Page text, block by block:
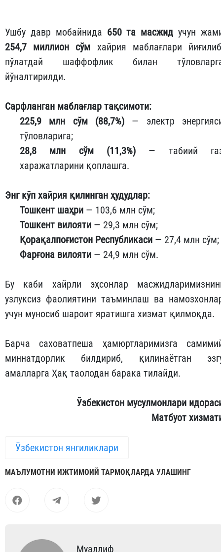
Ушбу давр мобайнида 650 та масжид учун
254,7 миллион сўм хайрия маблағлари
пўлатдай шаффофлик билан
йўналтирилди.
Сарфланган маблағлар тақсимоти:
225,9 млн сўм (88,7%) — электр
тўловларига;
28,8 млн сўм (11,3%) — табиий
харажатларини қоплашга.
Энг кўп хайрия қилинган ҳудудлар:
Тошкент шаҳри — 103,6 млн сўм;
Тошкент вилояти — 29,3 млн сўм;
Қорақалпоғистон Республикаси — 27,4 млн сўм;
Фарғона вилояти — 24,9 млн сўм.
Бу каби хайрли эҳсонлар
узлуксиз фаолиятини таъминлаш ва
учун муносиб шароит яратишга хизмат қилмоқда.
Барча саховатпеша ҳамюртларимизга
миннатдорлик билдириб, қилинаётган
амалларга Ҳақ таолодан барака тилайди.
Ўзбекистон мусулмонлари
Матбуот
Ўзбекистон янгиликлари
МАЪЛУМОТНИ ИЖТИМОИЙ ТАРМОҚЛАРДА УЛАШИНГ
Муаллиф